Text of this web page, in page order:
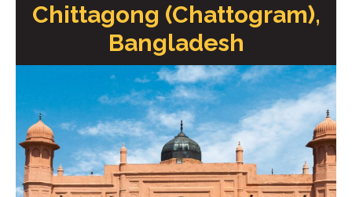
Chittagong (Chattogram),
Bangladesh